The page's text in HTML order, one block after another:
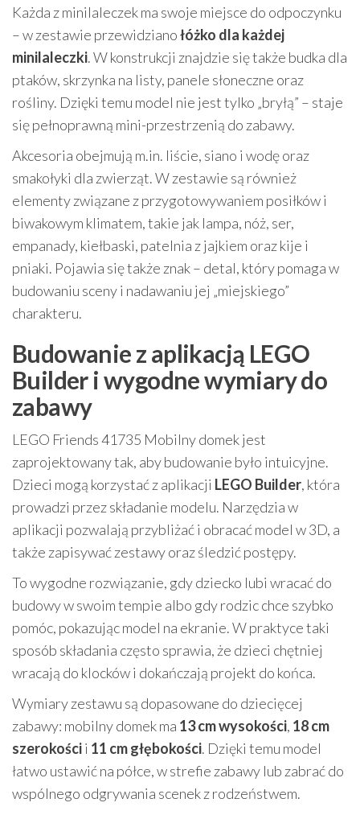
Każda z minilaleczek ma swoje miejsce do odpoczynku
– w zestawie przewidzianołóżko dla każdej
minilaleczki. W konstrukcji znajdzie się także budka dla
ptaków, skrzynka na listy, panele słoneczne oraz
rośliny. Dzięki temu model nie jest tylko „bryłą” – staje
się pełnoprawną mini-przestrzenią do zabawy.
Akcesoria obejmują m.in. liście, siano i wodę oraz
smakołyki dla zwierząt. W zestawie są również
elementy związane z przygotowywaniem posiłków i
biwakowym klimatem, takie jak lampa, nóż, ser,
empanady, kiełbaski, patelnia z jajkiem oraz kije i
pniaki. Pojawia się także znak – detal, który pomaga w
budowaniu sceny i nadawaniu jej „miejskiego”
charakteru.
Budowanie z aplikacją LEGO
Builder i wygodne wymiary do
zabawy
LEGO Friends 41735 Mobilny domek jest
zaprojektowany tak, aby budowanie było intuicyjne.
Dzieci mogą korzystać z aplikacji LEGO Builder, która
prowadzi przez składanie modelu. Narzędzia w
aplikacji pozwalają przybliżać i obracać model w 3D, a
także zapisywać zestawy oraz śledzić postępy.
To wygodne rozwiązanie, gdy dziecko lubi wracać do
budowy w swoim tempie albo gdy rodzic chce szybko
pomóc, pokazując model na ekranie. W praktyce taki
sposób składania często sprawia, że dzieci chętniej
wracają do klocków i dokańczają projekt do końca.
Wymiary zestawu są dopasowane do dziecięcej
zabawy: mobilny domek ma 13 cm wysokości, 18 cm
szerokościi 11 cm głębokości. Dzięki temu model
łatwo ustawić na półce, w strefie zabawy lub zabrać do
wspólnego odgrywania scenek z rodzeństwem.